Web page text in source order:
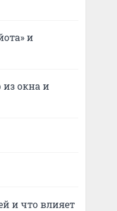
и
окна и
и что влияет